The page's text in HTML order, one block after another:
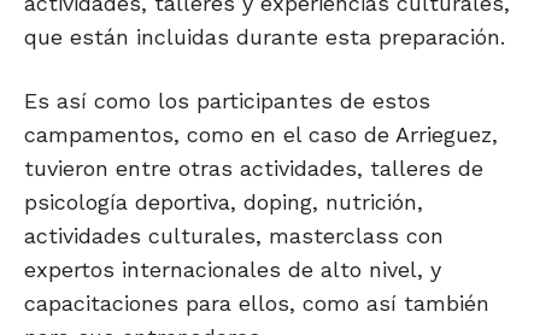
que están incluidas durante esta preparación.
Es así como los participantes de estos
campamentos, como en el caso de Arrieguez,
tuvieron entre otras actividades, talleres de
psicología deportiva, doping, nutrición,
actividades culturales, masterclass con
expertos internacionales de alto nivel, y
capacitaciones para ellos, como así también